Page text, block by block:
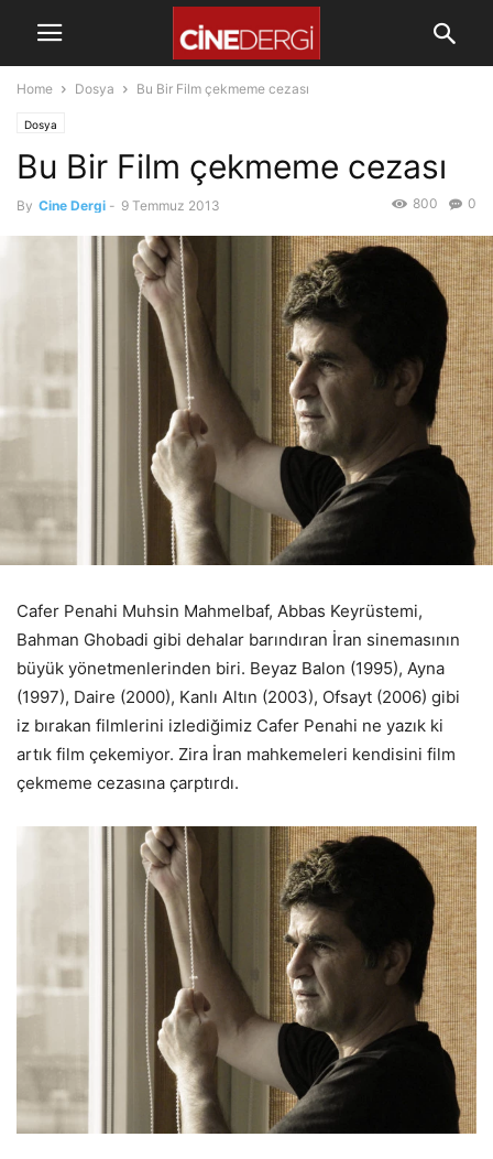
Home Dosya Bu Bir Film çekmeme cezası
Dosya
Bu Bir Film çekmeme cezası
By Cine Dergi - 9 Temmuz 2013 0
800
Cafer Penahi Muhsin Mahmelbaf, Abbas Keyrüstemi,
Bahman Ghobadi gibi dehalar barındıran İran sinemasının
büyük yönetmenlerinden biri. Beyaz Balon (1995), Ayna
(1997), Daire (2000), Kanlı Altın (2003), Ofsayt (2006) gibi
iz bırakan filmlerini izlediğimiz Cafer Penahi ne yazık ki
artık film çekemiyor. Zira İran mahkemeleri kendisini film
çekmeme cezasına çarptırdı.